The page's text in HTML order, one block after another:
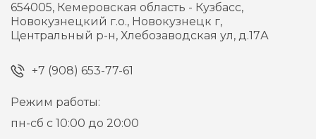
654005, Кемеровская область - Кузбасс,
Новокузнецкий г.о., Новокузнецк г,
Центральный р-н, Хлебозаводская ул, д.17А
+7 (908) 653-77-61
Режим работы:
пн-сб с 10:00 до 20:00